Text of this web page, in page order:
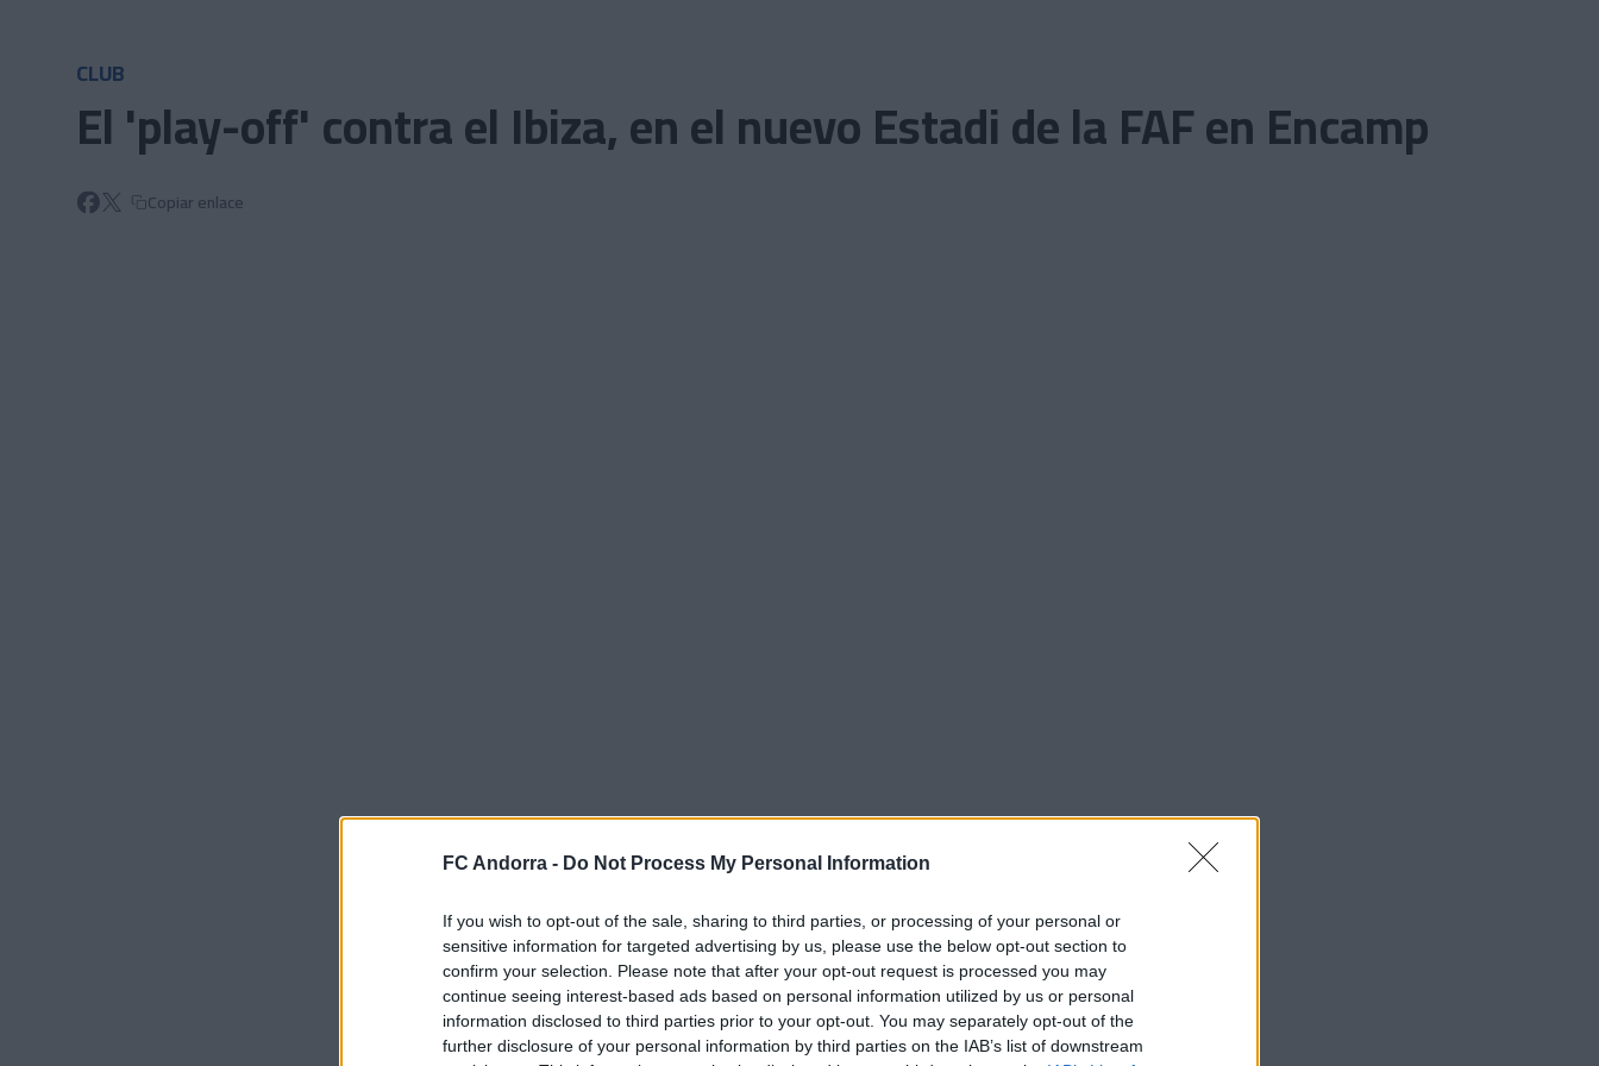
FC Andorra - Do Not Process My Personal Information
If you wish to opt-out of the sale, sharing to third parties, or processing of your personal or
sensitive information for targeted advertising by us, please use the below opt-out section to
confirm your selection. Please note that after your opt-out request is processed you may
continue seeing interest-based ads based on personal information utilized by us or personal
information disclosed to third parties prior to your opt-out. You may separately opt-out of the
further disclosure of your personal information by third parties on the IAB’s list of downstream
CLUB
El 'play-off' contra el Ibiza, en el nuevo Estadi de la FAF en Encamp
Copiar enlace